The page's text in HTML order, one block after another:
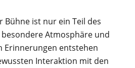
Bühne ist nur ein Teil des
besondere Atmosphäre und
Erinnerungen entstehen
Interaktion mit den